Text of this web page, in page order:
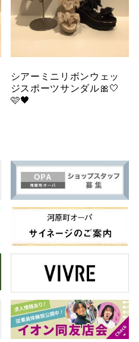
シアーミニリボンウェッ
ジスポーツサンダル🎀🤍
🩷🖤